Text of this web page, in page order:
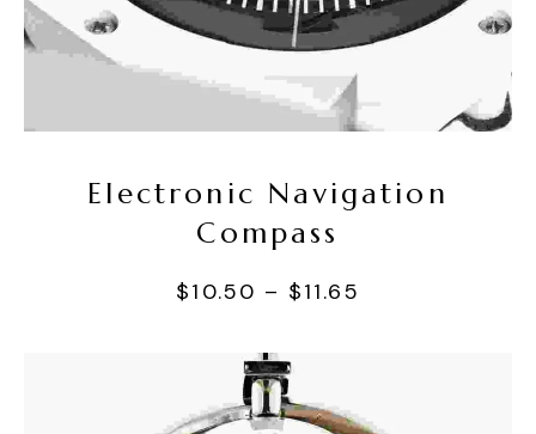
Seçenekler
Electronic Navigation
Compass
$10.50 – $11.65